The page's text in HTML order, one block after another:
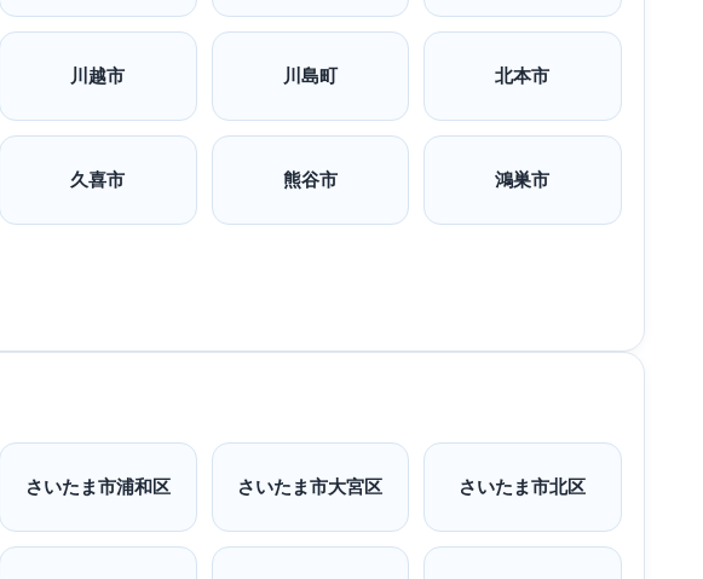
川越市 川島町 北本市
久喜市 熊谷市 鴻巣市
さいたま市浦和区 さいたま市大宮区 さいたま市北区